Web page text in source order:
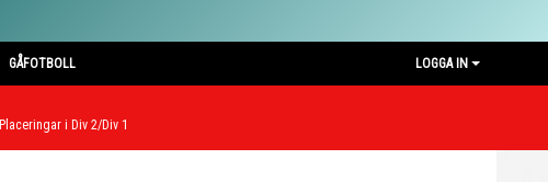
GÅFOTBOLL LOGGA IN
Placeringar i Div 2/Div 1